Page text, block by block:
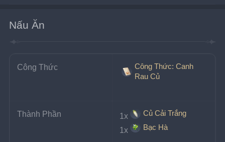
Nấu Ăn
Công Thức
Công Thức: Canh
Rau Củ
Thành Phần 1x
Củ Cải Trắng
1x
Bạc Hà